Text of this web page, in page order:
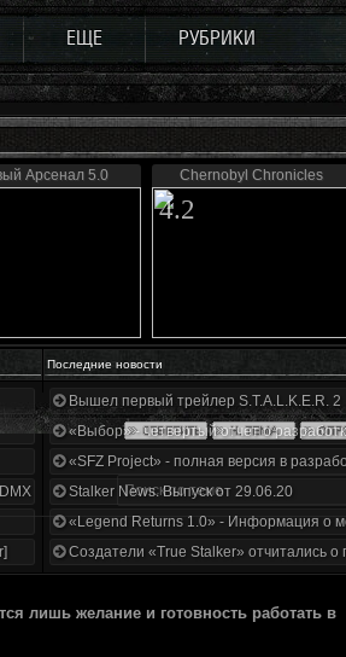
ЕЩЕ РУБРИКИ
Арсенал 5.0 Chernobyl Chronicles
4.2
Последние новости
1.3.5.ООП.МА.К.
Вышел первый трейлер S.T.A.L.K.E.R. 2
«Выбор» - четвертый отчет о
«SFZ Project» - полная версия в
Stalker News. Выпуск от 29.06.20
«Legend Returns 1.0» - Информация о
Создатели «True Stalker» отчитались о
лишь желание и готовность работать в